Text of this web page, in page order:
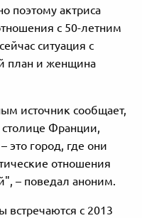
поэтому актриса
с 50-летним
ситуация с
план и женщина
источник сообщает,
столице Франции,
это город, где они
отношения
– поведал аноним.
встречаются с 2013